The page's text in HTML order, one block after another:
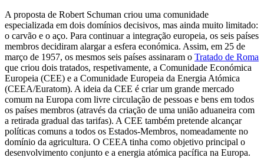
A proposta de Robert Schuman criou uma comunidade
especializada em dois domínios decisivos, mas ainda muito limitado:
o carvão e o aço. Para continuar a integração europeia, os seis países
membros decidiram alargar a esfera económica. Assim, em 25 de
março de 1957, os mesmos seis países assinaram o Tratado de Roma
que criou dois tratados, respetivamente, a Comunidade Económica
Europeia (CEE) e a Comunidade Europeia da Energia Atómica
(CEEA/Euratom). A ideia da CEE é criar um grande mercado
comum na Europa com livre circulação de pessoas e bens em todos
os países membros (através da criação de uma união aduaneira com
a retirada gradual das tarifas). A CEE também pretende alcançar
políticas comuns a todos os Estados-Membros, nomeadamente no
domínio da agricultura. O CEEA tinha como objetivo principal o
desenvolvimento conjunto e a energia atómica pacífica na Europa.